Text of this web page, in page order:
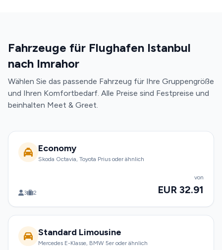
Fahrzeuge für Flughafen Istanbul
nach Imrahor
Wählen Sie das passende Fahrzeug für Ihre Gruppengröße
und Ihren Komfortbedarf. Alle Preise sind Festpreise und
beinhalten Meet & Greet.
Economy
Skoda Octavia, Toyota Prius oder ähnlich
3 2
von
EUR 32.91
Standard Limousine
Mercedes E-Klasse, BMW 5er oder ähnlich